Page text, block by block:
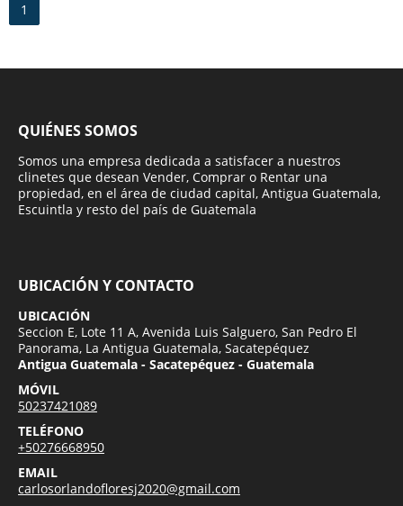
1
QUIÉNES SOMOS
Somos una empresa dedicada a satisfacer a nuestros
clinetes que desean Vender, Comprar o Rentar una
propiedad, en el área de ciudad capital, Antigua Guatemala,
Escuintla y resto del país de Guatemala
UBICACIÓN Y CONTACTO
UBICACIÓN
Seccion E, Lote 11 A, Avenida Luis Salguero, San Pedro El
Panorama, La Antigua Guatemala, Sacatepéquez
Antigua Guatemala - Sacatepéquez - Guatemala
MÓVIL
50237421089
TELÉFONO
+50276668950
EMAIL
carlosorlandofloresj2020@gmail.com